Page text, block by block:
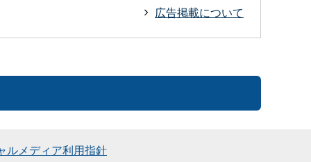
広告掲載について
ルメディア利用指針